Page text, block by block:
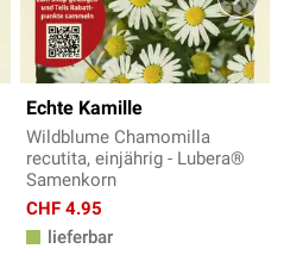
Echte Kamille
Wildblume Chamomilla
recutita, einjährig - Lubera®
Samenkorn
CHF 4.95
lieferbar